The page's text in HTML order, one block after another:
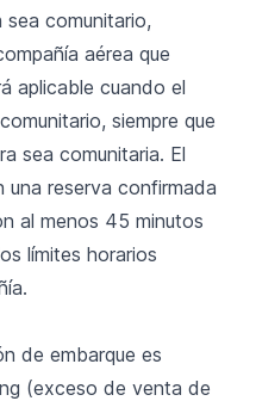
sea comunitario,
aérea que
aplicable cuando el
siempre que
sea comunitaria. El
reserva confirmada
al menos 45 minutos
límites horarios
de embarque es
(exceso de venta de